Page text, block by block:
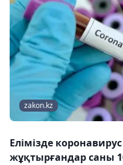
zakon.kz
Елімізде
жұқтырғандар саны